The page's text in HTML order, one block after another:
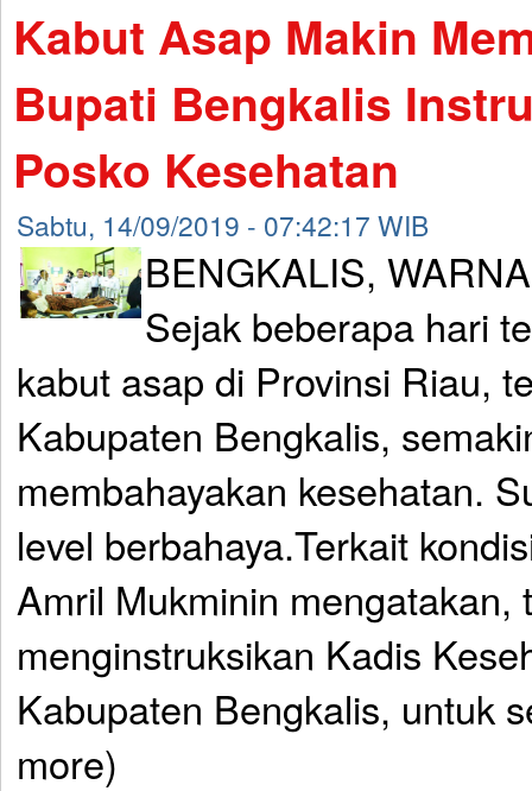
Kabut Asap Makin
Bupati Bengkalis
Posko Kesehatan
Sabtu, 14/09/2019 - 07:42:17 WIB
BENGKALIS,
Sejak beberapa hari
kabut asap di Provinsi Riau,
Kabupaten Bengkalis,
membahayakan kesehatan.
level berbahaya.Terkait
Amril Mukminin mengatakan,
menginstruksikan Kadis
Kabupaten Bengkalis, untuk
more)